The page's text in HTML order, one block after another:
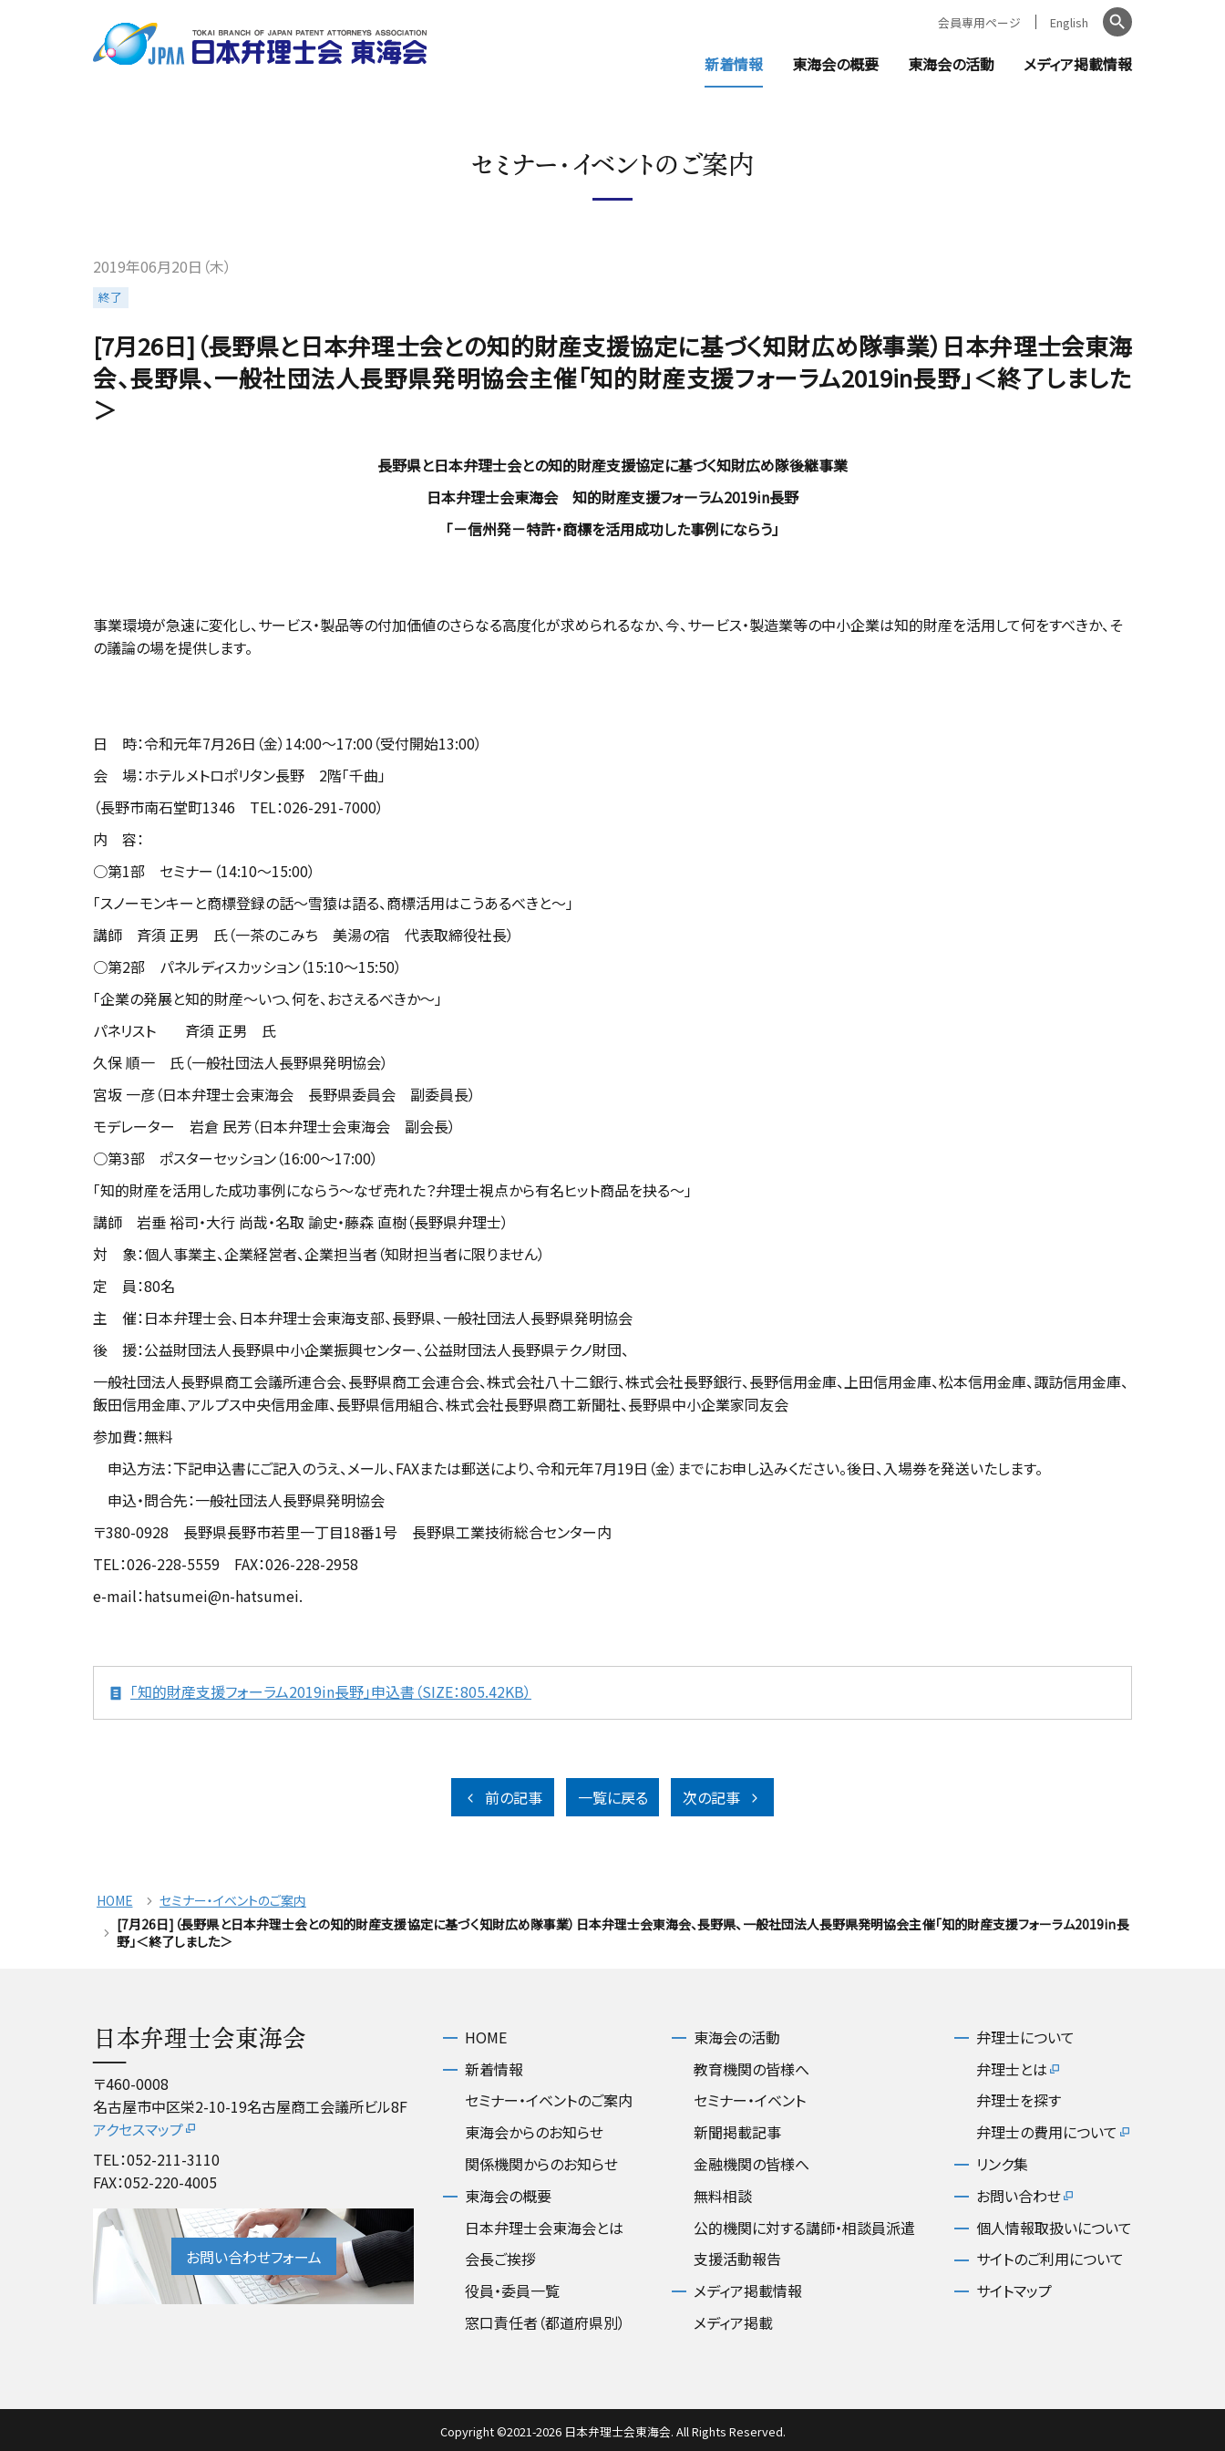
新着情報
東海会からのお知らせ
東海会の概要 東海会の活動
公的機関に対する講師・相談員派遣
支援活動報告
メディア掲載情報
会員専用ページ English
検索
HOME
セミナー・イベントのご案内
[7月26日]（長野県と日本弁理士会との知的財産支援協定に基づく知財広め隊事業）日本弁理士会東海会、長野県、一般社団法人長野県発明協会主催「知的財産支援フォーラム2019in長
野」＜終了しました＞
セミナー・イベントのご案内
[7月26日]（長野県と日本弁理士会との知的財産支援協定に基づく知財広め隊事業）日本弁理士会東海
会、長野県、一般社団法人長野県発明協会主催「知的財産支援フォーラム2019in長野」＜終了しました
＞
2019年06月20日（木）
終了
長野県と日本弁理士会との知的財産支援協定に基づく知財広め隊後継事業
日本弁理士会東海会 知的財産支援フォーラム2019in長野
「－信州発－特許・商標を活用成功した事例にならう」
事業環境が急速に変化し、サービス・製品等の付加価値のさらなる高度化が求められるなか、今、サービス・製造業等の中小企業は知的財産を活用して何をすべきか、そ
の議論の場を提供します。
日 時：令和元年7月26日（金）14:00～17:00（受付開始13:00）
会 場：ホテルメトロポリタン長野 2階「千曲」
（長野市南石堂町1346 TEL：026-291-7000）
内 容：
○第1部 セミナー（14:10～15:00）
「スノーモンキーと商標登録の話～雪猿は語る、商標活用はこうあるべきと～」
講師 斉須 正男 氏（一茶のこみち 美湯の宿 代表取締役社長）
○第2部 パネルディスカッション（15:10～15:50）
「企業の発展と知的財産～いつ、何を、おさえるべきか～」
パネリスト 斉須 正男 氏
久保 順一 氏（一般社団法人長野県発明協会）
宮坂 一彦（日本弁理士会東海会 長野県委員会 副委員長）
モデレーター 岩倉 民芳（日本弁理士会東海会 副会長）
○第3部 ポスターセッション（16:00～17:00）
「知的財産を活用した成功事例にならう～なぜ売れた？弁理士視点から有名ヒット商品を抉る～」
講師 岩垂 裕司・大行 尚哉・名取 諭史・藤森 直樹（長野県弁理士）
対 象：個人事業主、企業経営者、企業担当者（知財担当者に限りません）
定 員：80名
主 催：日本弁理士会、日本弁理士会東海支部、長野県、一般社団法人長野県発明協会
後 援：公益財団法人長野県中小企業振興センター、公益財団法人長野県テクノ財団、
一般社団法人長野県商工会議所連合会、長野県商工会連合会、株式会社八十二銀行、株式会社長野銀行、長野信用金庫、上田信用金庫、松本信用金庫、諏訪信用金庫、
飯田信用金庫、アルプス中央信用金庫、長野県信用組合、株式会社長野県商工新聞社、長野県中小企業家同友会
参加費：無料
申込方法：下記申込書にご記入のうえ、メール、FAXまたは郵送により、令和元年7月19日（金）までにお申し込みください。後日、入場券を発送いたします。
申込・問合先：一般社団法人長野県発明協会
〒380-0928 長野県長野市若里一丁目18番1号 長野県工業技術総合センター内
TEL：026-228-5559 FAX：026-228-2958
e-mail：hatsumei@n-hatsumei.
「知的財産支援フォーラム2019in長野」申込書（SIZE：805.42KB）
前の記事 一覧に戻る 次の記事
日本弁理士会東海会
〒460-0008
名古屋市中区栄2-10-19名古屋商工会議所ビル8F
アクセスマップ
TEL：052-211-3110
FAX：052-220-4005
お問い合わせフォーム
HOME
新着情報
セミナー・イベントのご案内
東海会からのお知らせ
関係機関からのお知らせ
東海会の概要
日本弁理士会東海会とは
会長ご挨拶
役員・委員一覧
窓口責任者（都道府県別）
東海会の活動
教育機関の皆様へ
セミナー・イベント
新聞掲載記事
金融機関の皆様へ
無料相談
公的機関に対する講師・相談員派遣
支援活動報告
メディア掲載情報
メディア掲載
弁理士について
弁理士とは
弁理士を探す
弁理士の費用について
リンク集
お問い合わせ
個人情報取扱いについて
サイトのご利用について
サイトマップ
Copyright ©2021-2026 日本弁理士会東海会. All Rights Reserved.